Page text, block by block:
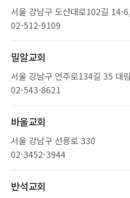
서울 강남구 도산대로102길 14-
02-512-9109
밀알교회
서울 강남구 언주로134길 35 대
02-543-8621
바울교회
서울 강남구 선릉로 330
02-3452-3944
반석교회